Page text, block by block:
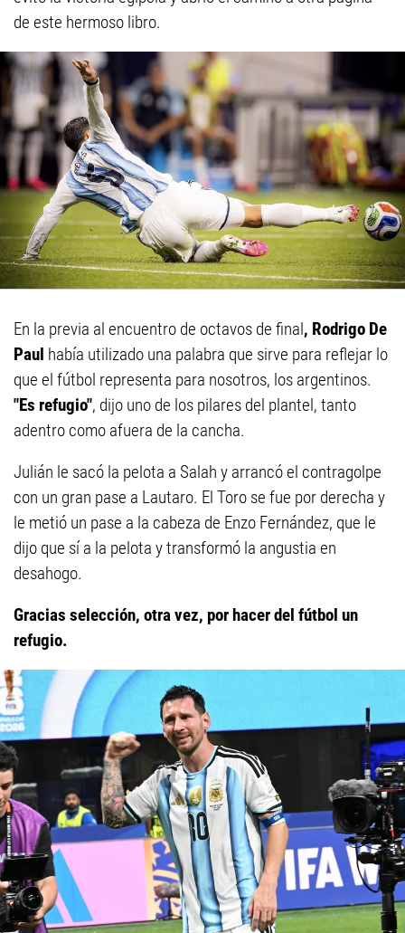
de este hermoso libro.
En la previa al encuentro de octavos de final, Rodrigo De
Paul había utilizado una palabra que sirve para reflejar lo
que el fútbol representa para nosotros, los argentinos.
"Es refugio", dijo uno de los pilares del plantel, tanto
adentro como afuera de la cancha.
Julián le sacó la pelota a Salah y arrancó el contragolpe
con un gran pase a Lautaro. El Toro se fue por derecha y
le metió un pase a la cabeza de Enzo Fernández, que le
dijo que sí a la pelota y transformó la angustia en
desahogo.
Gracias selección, otra vez, por hacer del fútbol un
refugio.